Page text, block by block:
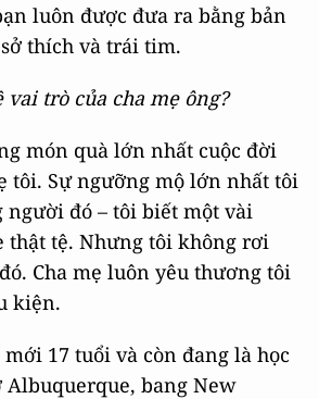
luôn được đưa ra bằng bản
thích và trái tim.
trò của cha mẹ ông?
món quà lớn nhất cuộc đời
tôi. Sự ngưỡng mộ lớn nhất tôi
người đó – tôi biết một vài
thật tệ. Nhưng tôi không rơi
Cha mẹ luôn yêu thương tôi
kiện.
17 tuổi và còn đang là học
bang New